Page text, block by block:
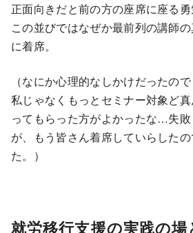
正面向きだと前の方の座席に座る勇
この並びではなぜか最前列の講師
に着席。
（なにか心理的なしかけだったの
私じゃなくもっとセミナー対象ど
ってもらった方がよかったな…失
が、もう皆さん着席していらした
た。）
就労移行支援の実践の